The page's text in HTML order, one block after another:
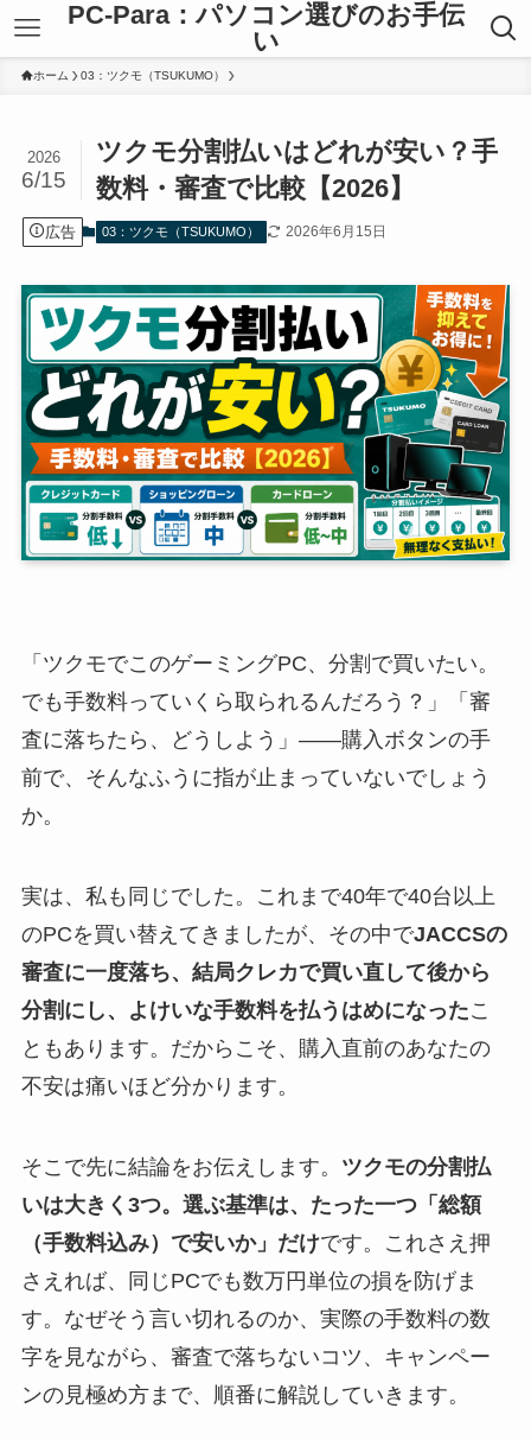
PC-Para：パソコン選びのお手伝
い
ホーム 03：ツクモ（TSUKUMO）
ツクモ分割払いはどれが安い？手
数料・審査で比較【2026】
2026
6/15
広告 03：ツクモ（TSUKUMO） 2026年6月15日
「ツクモでこのゲーミングPC、分割で買いたい。
でも手数料っていくら取られるんだろう？」「審
査に落ちたら、どうしよう」——購入ボタンの手
前で、そんなふうに指が止まっていないでしょう
か。
実は、私も同じでした。これまで40年で40台以上
のPCを買い替えてきましたが、その中でJACCSの
審査に一度落ち、結局クレカで買い直して後から
分割にし、よけいな手数料を払うはめになったこ
ともあります。だからこそ、購入直前のあなたの
不安は痛いほど分かります。
そこで先に結論をお伝えします。 ツクモの分割払
いは大きく3つ。選ぶ基準は、たった一つ「総額
（手数料込み）で安いか」だけです。これさえ押
さえれば、同じPCでも数万円単位の損を防げま
す。なぜそう言い切れるのか、実際の手数料の数
字を見ながら、審査で落ちないコツ、キャンペー
ンの見極め方まで、順番に解説していきます。